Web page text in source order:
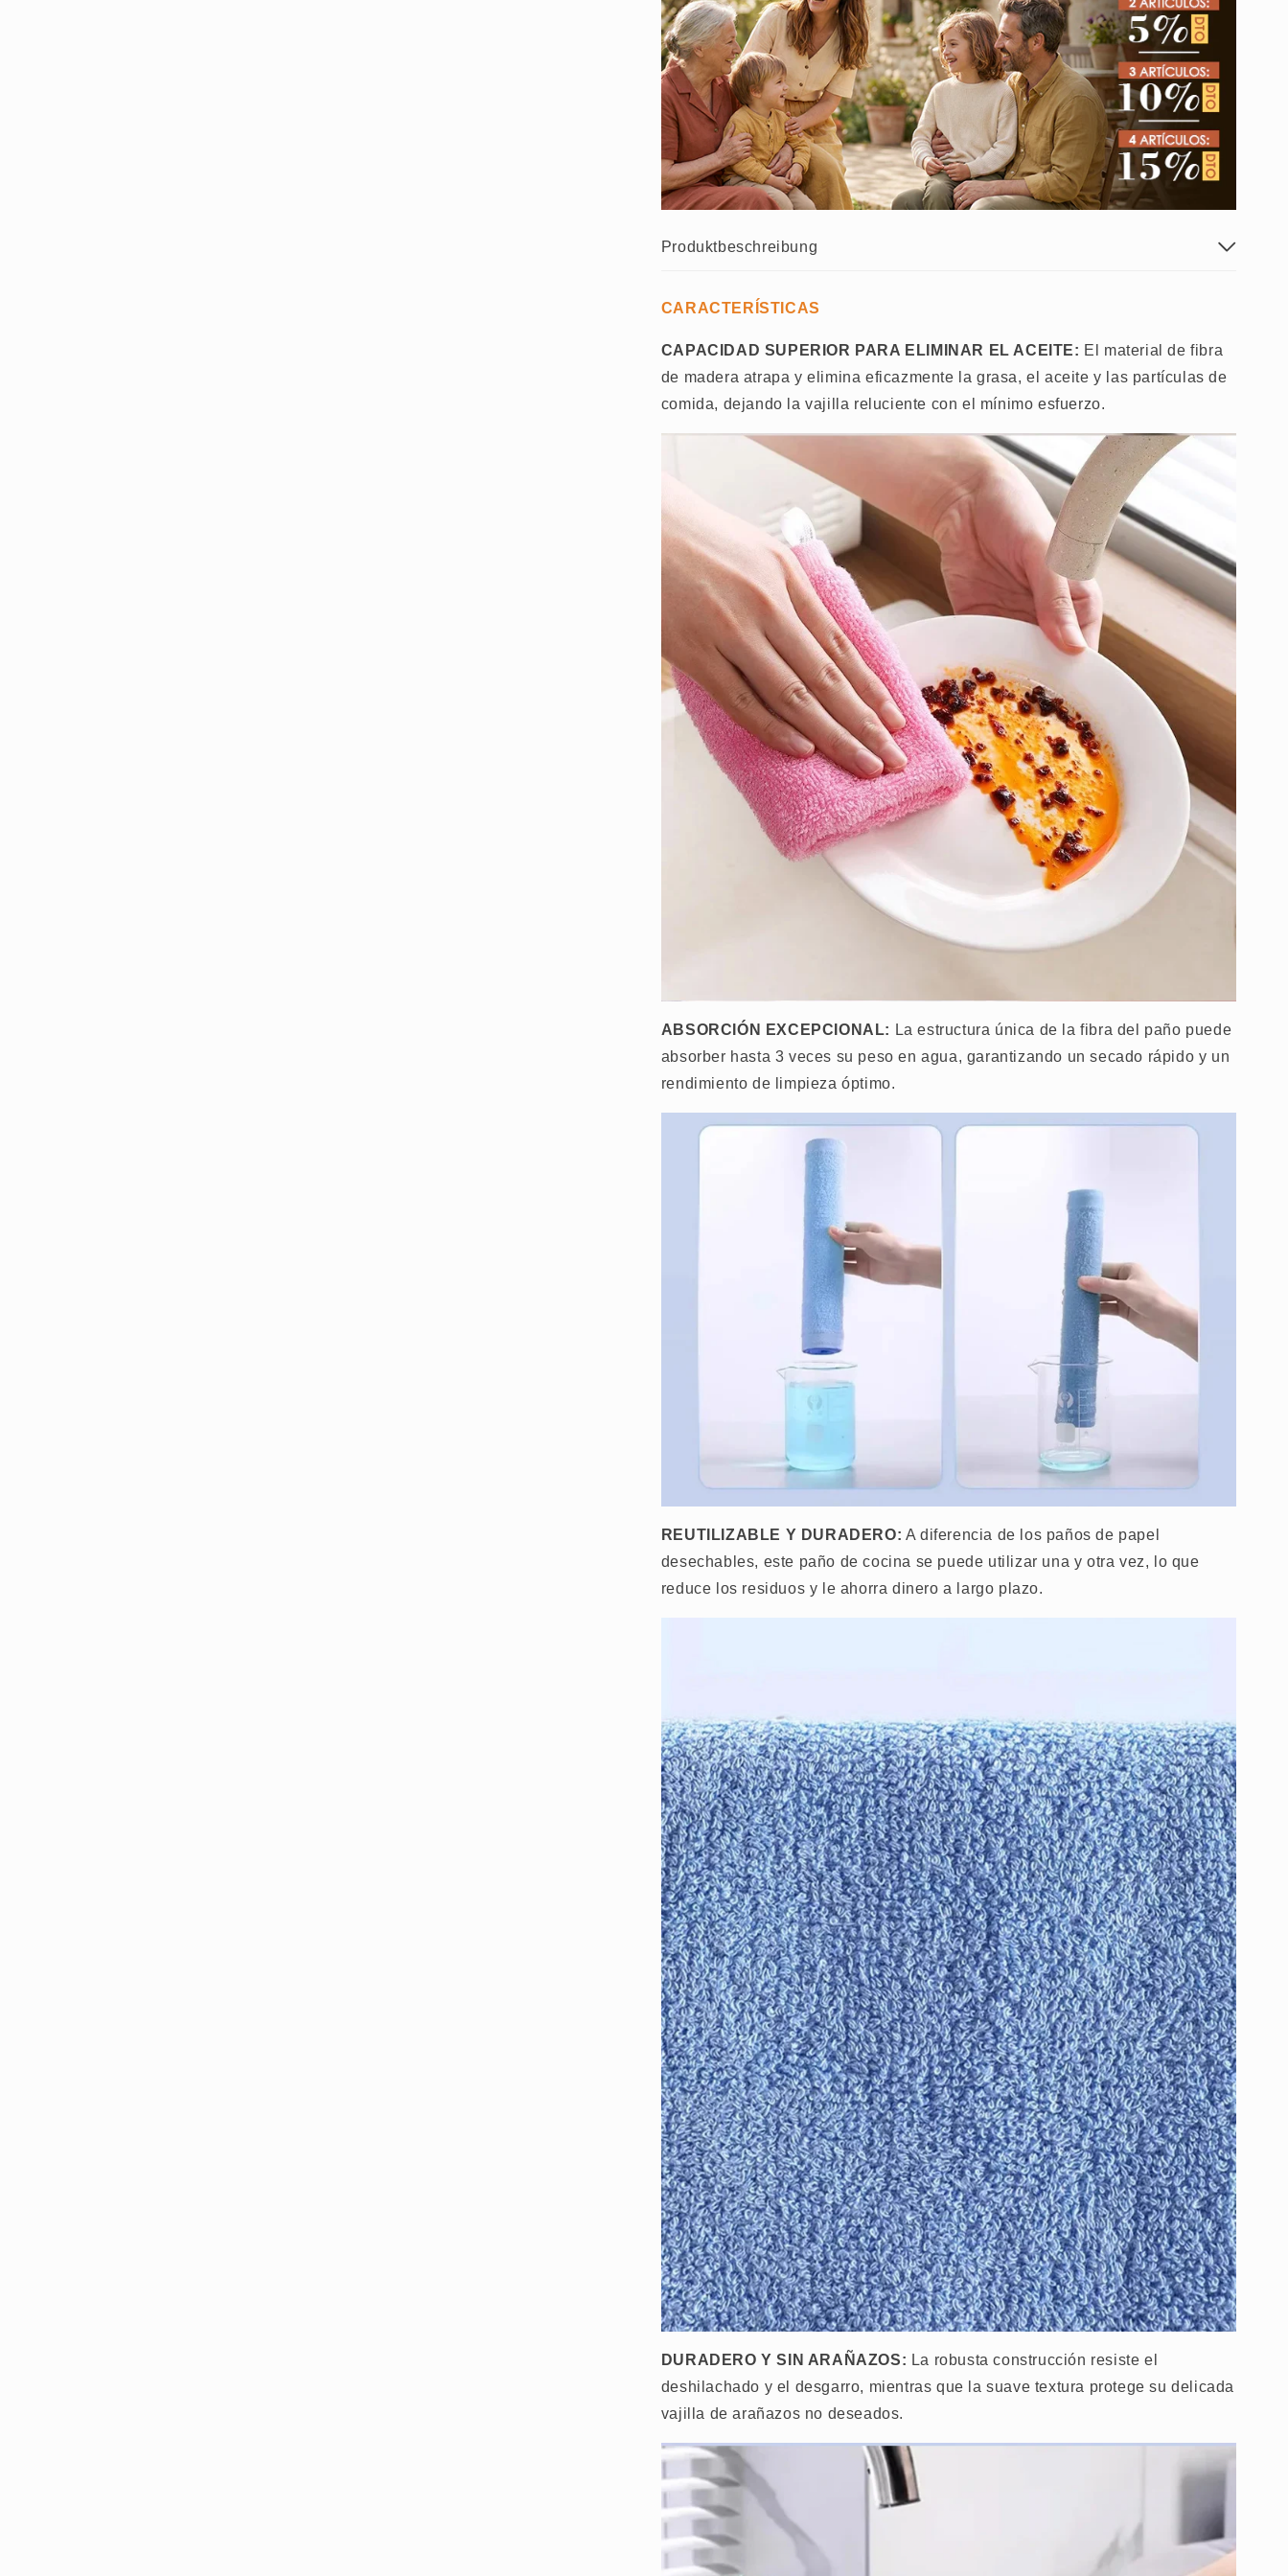
aceite
aceite
Produktbeschreibung
CARACTERÍSTICAS
CAPACIDAD SUPERIOR PARA ELIMINAR EL ACEITE: El material de fibra
de madera atrapa y elimina eficazmente la grasa, el aceite y las partículas de
comida, dejando la vajilla reluciente con el mínimo esfuerzo.
ABSORCIÓN EXCEPCIONAL: La estructura única de la fibra del paño puede
absorber hasta 3 veces su peso en agua, garantizando un secado rápido y un
rendimiento de limpieza óptimo.
REUTILIZABLE Y DURADERO: A diferencia de los paños de papel
desechables, este paño de cocina se puede utilizar una y otra vez, lo que
reduce los residuos y le ahorra dinero a largo plazo.
DURADERO Y SIN ARAÑAZOS: La robusta construcción resiste el
deshilachado y el desgarro, mientras que la suave textura protege su delicada
vajilla de arañazos no deseados.